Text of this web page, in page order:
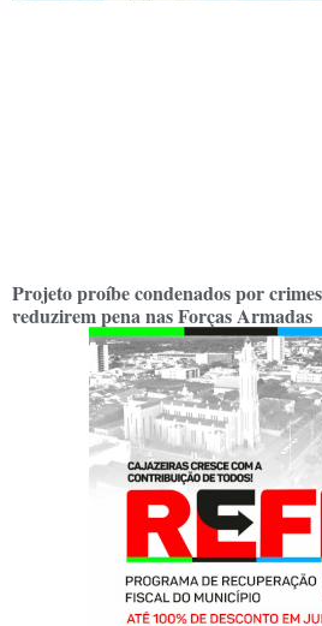
Projeto proíbe condenados por
reduzirem pena nas Forças Armadas